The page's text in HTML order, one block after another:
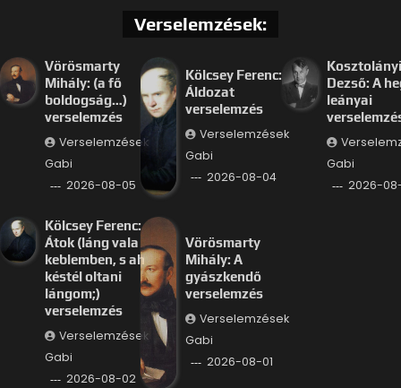
Verselemzések:
Vörösmarty
Mihály: (a fő
boldogság…)
verselemzés
Verselemzések
Gabi
2026-08-05
Kölcsey Ferenc:
Áldozat
verselemzés
Verselemzések
Gabi
2026-08-04
Kosztolányi
Dezső: A
leányai
Gabi
2026-
Kölcsey Ferenc:
Átok (láng vala
keblemben, s ah
késtél oltani
lángom;)
verselemzés
Verselemzések
Gabi
2026-08-02
Vörösmarty
Mihály: A
gyászkendő
verselemzés
Verselemzések
Gabi
2026-08-01